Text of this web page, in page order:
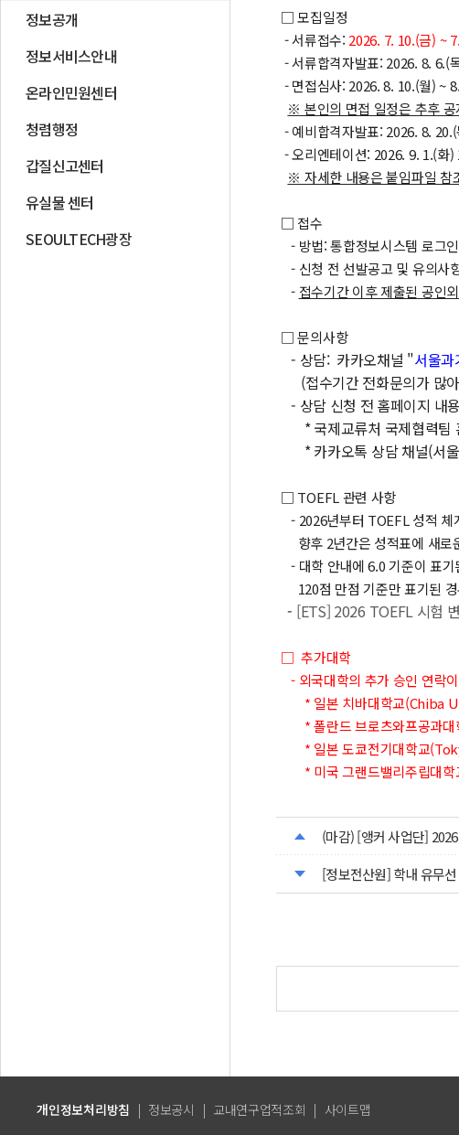
정보공개
정보서비스안내
온라인민원센터
청렴행정
갑질신고센터
유실물 센터
SEOULTECH광장
□ 모집일정
- 서류접수: 2026. 7. 10.(금) ~
- 서류합격자발표: 2026. 8. 6.(
- 면접심사: 2026. 8. 10.(월) ~
※ 본인의 면접 일정은 추후
- 예비합격자발표: 2026. 8.
- 오리엔테이션: 2026. 9. 1.(화)
※ 자세한 내용은 붙임파일 참
□ 접수
- 방법: 통합정보시스템 로
- 신청 전 선발공고 및 유의사
- 접수기간 이후 제출된 공인
□ 문의사항
- 상담: 카카오채널 "서울
(접수기간 전화문의가 많
- 상담 신청 전 홈페이지 내
* 국제교류처 국제협력팀
* 카카오톡 상담 채널(서
□ TOEFL 관련 사항
- 2026년부터 TOEFL 성적 체
향후 2년간은 성적표에 새로
- 대학 안내에 6.0 기준이 표
120점 만점 기준만 표기된
- [ETS] 2026 TOEFL 시험
□ 추가대학
- 외국대학의 추가 승인 연락
* 일본 치바대학교(Chiba
* 폴란드브로츠와프공과
* 일본도쿄전기대학교
* 미국그랜드밸리주립대
(마감) [앵커 사업단]
[정보전산원] 학내 유무
개인정보처리방침 | 정보공시 | 교내연구업적조회 | 사이트맵